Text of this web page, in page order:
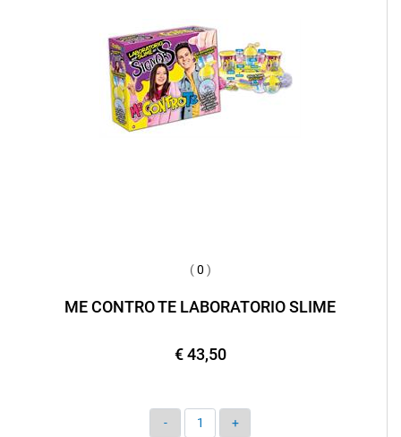
(0 )
ME CONTRO TE LABORATORIO SLIME
€ 43,50
Quantità